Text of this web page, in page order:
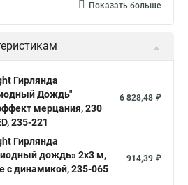
Показать больше
Гирлянда
Дождь"
мерцания, 230
235-221
6 828,48 ₽
Гирлянда
дождь» 2х3 м,
с динамикой, 235-065
914,39 ₽